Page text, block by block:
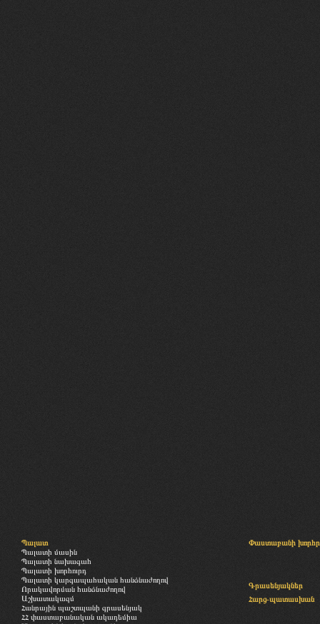
Պալատ
Պալատի մասին
Պալատի նախագահ
Պալատի խորհուրդ
Պալատի կարգապահական հանձնաժողով
Որակավորման հանձնաժողով
Աշխատակազմ
Հանրային պաշտպանի գրասենյակ
ՀՀ փաստաբանական ակադեմիա
Փաստաբանի
Գրասենյակներ
Հարց-պատասխան